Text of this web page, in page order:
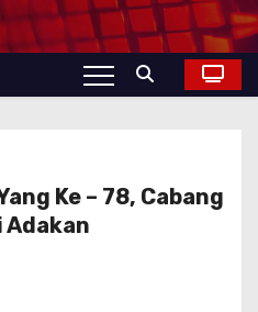
Ke – 78, Cabang
Adakan